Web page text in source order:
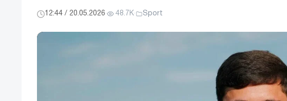
12:44 / 20.05.2026· 48.7K· Sport